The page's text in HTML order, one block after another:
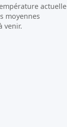
actuelle
moyennes
venir.